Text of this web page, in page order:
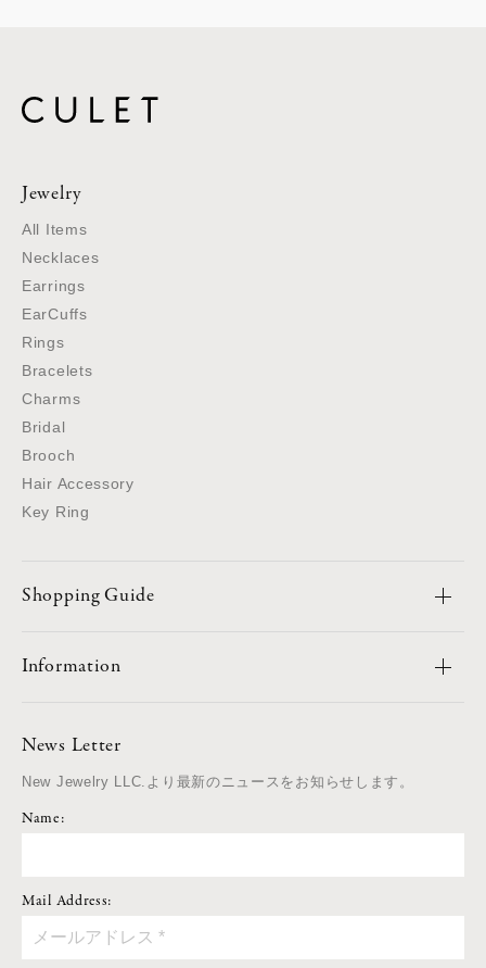
Jewelry
All Items
Necklaces
Earrings
EarCuffs
Rings
Bracelets
Charms
Bridal
Brooch
Hair Accessory
Key Ring
Shopping Guide
Information
News Letter
New Jewelry LLC.より最新のニュースをお知らせします。
Name:
Mail Address: